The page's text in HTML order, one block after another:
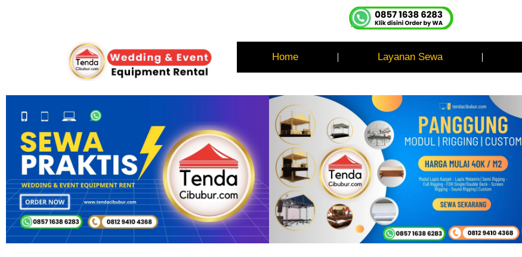
Home Layanan Sewa